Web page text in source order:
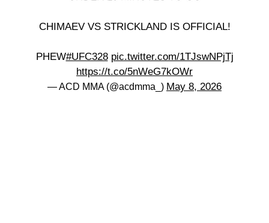
CHIMAEV VS STRICKLAND IS OFFICIAL!
PHEW#UFC328 pic.twitter.com/1TJswNPjTj
https://t.co/5nWeG7kOWr
— ACD MMA (@acdmma_) May 8, 2026